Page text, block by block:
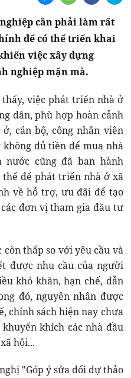
cần phải làm rất
để có thể triển khai
việc xây dựng
nghiệp mặn mà.
việc phát triển nhà ở
dân, phù hợp hoàn cảnh
cán bộ, công nhân viên
đủ tiền để mua nhà
nước cũng đã ban hành
thể để phát triển nhà ở xã
về hỗ trợ, ưu đãi để tạo
đơn vị tham gia đầu tư
thấp so với yêu cầu và
được nhu cầu của người
khó khăn, hạn chế, dẫn
đó, nguyên nhân được
chính sách hiện nay chưa
khích các nhà đầu
hội...
"Góp ý sửa đổi dự thảo